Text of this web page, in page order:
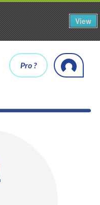
View
Pro ?